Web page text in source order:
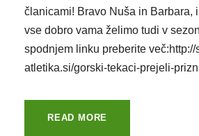
članicami! Bravo Nuša in Barbara,
vse dobro vama želimo tudi v
spodnjem linku preberite
atletika.si/gorski-tekaci-prejeli-
READ MORE